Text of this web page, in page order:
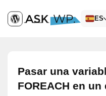
ES
Pasar una
FOREACH en un